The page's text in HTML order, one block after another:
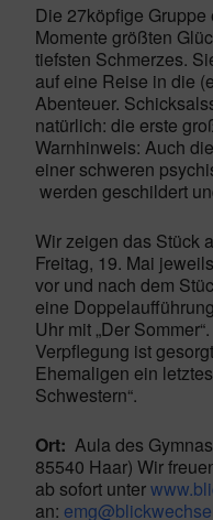
Die 27köpfige
Momente größten
tiefsten Schmerzes.
auf eine Reise in die
Abenteuer.
natürlich: die erste
Warnhinweis: Auch
einer schweren
werden geschildert
Wir zeigen das Stück
Freitag, 19. Mai
vor und nach dem
eine
Uhr mit „Der
Verpflegung ist
Ehemaligen ein
Schwestern“.
Ort: Aula des
85540 Haar) Wir
ab sofort unter
an: